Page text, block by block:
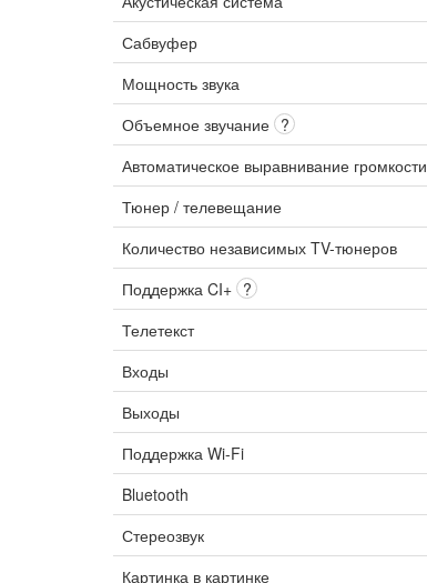
Сабвуфер
Мощность звука
Объемное звучание ?
Автоматическое выравнивание громкости
Тюнер / телевещание
Количество независимых TV-тюнеров
Поддержка CI+ ?
Телетекст
Входы
Выходы
Поддержка Wi-Fi
Bluetooth
Стереозвук
Картинка в картинке